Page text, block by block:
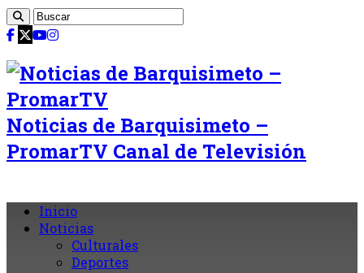
Noticias de Barquisimeto –
PromarTV Canal de Televisión
Inicio
Noticias
Culturales
Deportes